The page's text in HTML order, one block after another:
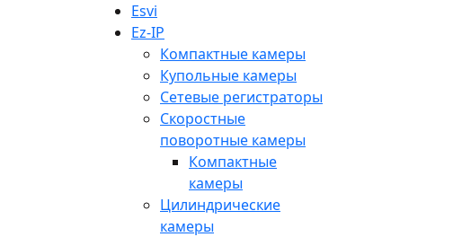
Esvi
Ez-IP
Компактные камеры
Купольные камеры
Сетевые регистраторы
Скоростные
поворотные камеры
Компактные
камеры
Цилиндрические
камеры